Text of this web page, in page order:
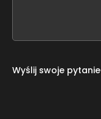
Wyślij swoje pytanie